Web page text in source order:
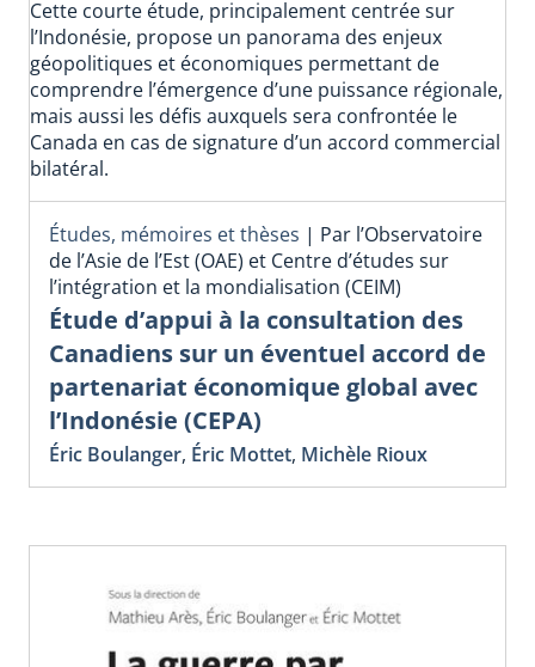
Cette courte étude, principalement centrée sur
l’Indonésie, propose un panorama des enjeux
géopolitiques et économiques permettant de
comprendre l’émergence d’une puissance régionale,
mais aussi les défis auxquels sera confrontée le
Canada en cas de signature d’un accord commercial
bilatéral.
Études, mémoires et thèses | Par l’Observatoire
de l’Asie de l’Est (OAE) et Centre d’études sur
l’intégration et la mondialisation (CEIM)
Étude d’appui à la consultation des
Canadiens sur un éventuel accord de
partenariat économique global avec
l’Indonésie (CEPA)
Éric Boulanger, Éric Mottet, Michèle Rioux